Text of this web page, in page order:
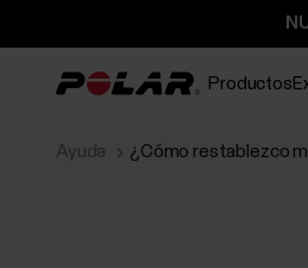
Productos
Ayuda ¿Cómo restablezco